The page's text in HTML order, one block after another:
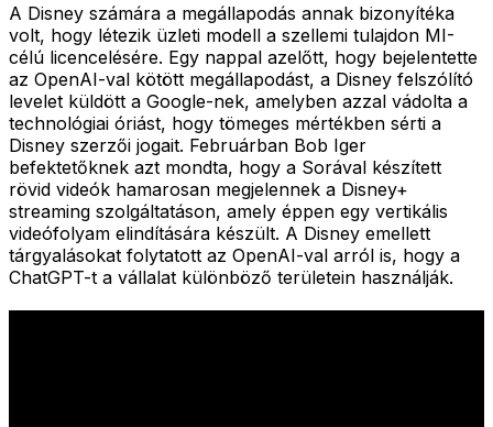
A Disney számára a megállapodás annak bizonyítéka
volt, hogy létezik üzleti modell a szellemi tulajdon MI-
célú licencelésére. Egy nappal azelőtt, hogy bejelentette
az OpenAI-val kötött megállapodást, a Disney felszólító
levelet küldött a Google-nek, amelyben azzal vádolta a
technológiai óriást, hogy tömeges mértékben sérti a
Disney szerzői jogait. Februárban Bob Iger
befektetőknek azt mondta, hogy a Sorával készített
rövid videók hamarosan megjelennek a Disney+
streaming szolgáltatáson, amely éppen egy vertikális
videófolyam elindítására készült. A Disney emellett
tárgyalásokat folytatott az OpenAI-val arról is, hogy a
ChatGPT-t a vállalat különböző területein használják.